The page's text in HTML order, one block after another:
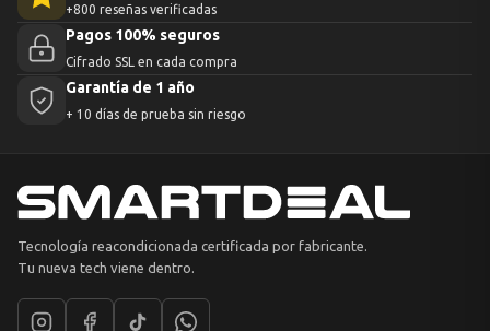
+800 reseñas verificadas
Pagos 100% seguros
Cifrado SSL en cada compra
Garantía de 1 año
+ 10 días de prueba sin riesgo
Tecnología reacondicionada certificada por fabricante.
Tu nueva tech viene dentro.